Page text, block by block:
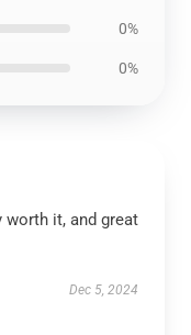
0%
0%
worth it, and great
Dec 5, 2024